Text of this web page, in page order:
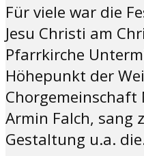
Für viele war die
Jesu Christi am
Pfarrkirche
Höhepunkt der
Armin Falch, sang
Gestaltung u.a.